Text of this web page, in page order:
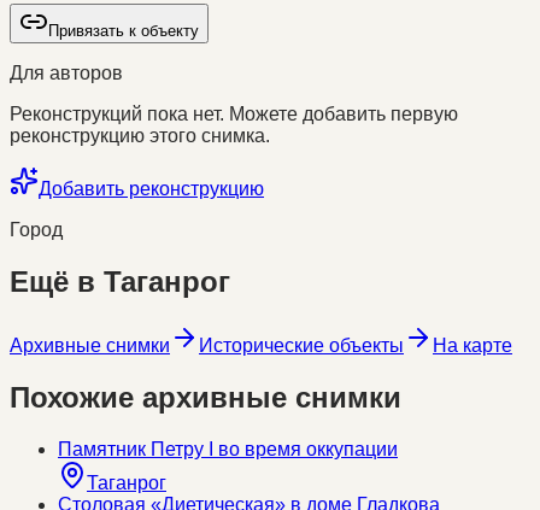
Привязать к объекту
Для авторов
Реконструкций пока нет. Можете добавить первую
реконструкцию этого снимка.
Добавить реконструкцию
Город
Ещё в Таганрог
Архивные снимки Исторические объекты На карте
Похожие архивные снимки
Памятник Петру I во время оккупации
Таганрог
Столовая «Диетическая» в доме Гладкова